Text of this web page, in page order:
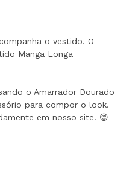
o vestido. O
Manga Longa
o Amarrador Dourado
para compor o look.
em nosso site. 😊